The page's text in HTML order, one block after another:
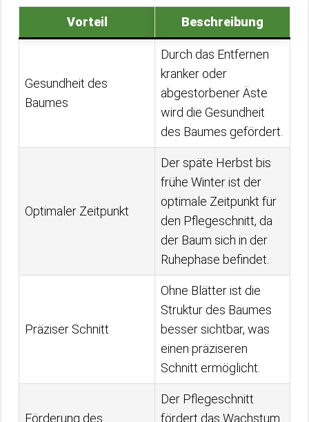
Vorteil Beschreibung
Gesundheit des
Baumes
Durch das Entfernen
kranker oder
abgestorbener Äste
wird die Gesundheit
des Baumes gefördert.
Optimaler Zeitpunkt
Der späte Herbst bis
frühe Winter ist der
optimale Zeitpunkt für
den Pflegeschnitt, da
der Baum sich in der
Ruhephase befindet.
Präziser Schnitt
Ohne Blätter ist die
Struktur des Baumes
besser sichtbar, was
einen präziseren
Schnitt ermöglicht.
Förderung des
Der Pflegeschnitt
fördert das Wachstum